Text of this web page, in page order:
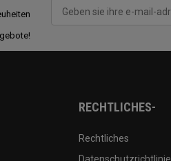
RECHTLICHES-
Rechtliches
Datenschutzrichtlinie